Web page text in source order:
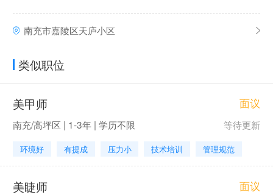
南充市嘉陵区天庐小区
类似职位
美甲师 面议
南充/高坪区 | 1-3年 | 学历不限 等待更新
环境好 有提成 压力小 技术培训 管理规范
美睫师 面议